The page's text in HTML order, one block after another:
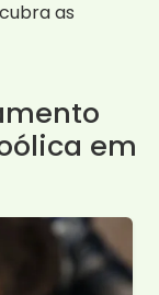
as
em